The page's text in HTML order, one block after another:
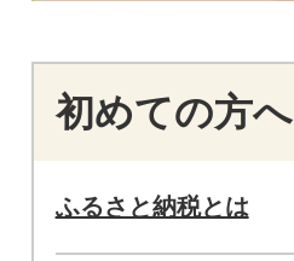
初めての方へ
ふるさと納税とは